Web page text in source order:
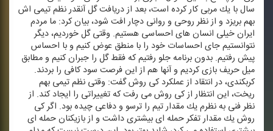
سال با یك مربی كار كرده است، بعد از دریافت گل آنقدر نظم تیمی اش
بهم بریزد و از نظر روحی و روانی دچار افت شود، بیان كرد: ما مردم
ایران خیلی انسان های احساسی هستیم. وقتی گل خوردیم، دیگر
نتوانستیم جای احساسات خود را با منطق عوض كنیم و با احساس
پیش رفتیم. بدون برنامه جلو رفتیم كه فقط گل را جبران كنیم و مطابق
میل حریف بازی كردیم و آنها هم از این فرصت سود كافی را بردند.
كربكندی، در انتقاد از عملكرد كی روش گفت: وقتی نظم تیمی بهم
ریخت، این انتظار از كی روش می رفت كه تغییراتی را ایجاد كند. از
نظر فنی به نظرم یك مقدار تیم را ترسو و دفاعی چیده بود. اگر كی
روش یك مقدار تفكر حمله ای بیشتری داشت و از بازیكنان حمله ای